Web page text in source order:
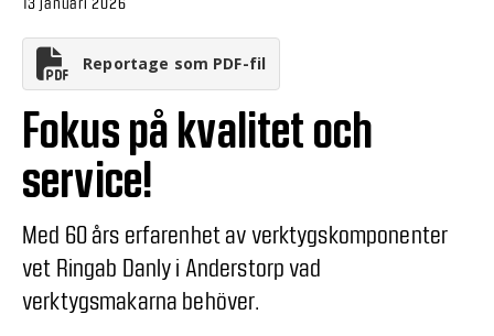
Reportage som PDF-fil
Fokus på kvalitet och
service!
Med 60 års erfarenhet av verktygskomponenter
vet Ringab Danly i Anderstorp vad
verktygsmakarna behöver.